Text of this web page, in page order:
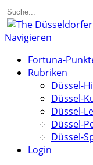
Navigieren
Fortuna-
Rubriken
Düssel-
Düssel-
Düssel-
Düssel-
Düssel-
Login